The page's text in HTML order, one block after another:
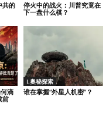
共的
停火中的战火：川普究竟在
下一盘什么棋？
滴
前
I.奧秘探索
谁在掌握“外星人机密”？